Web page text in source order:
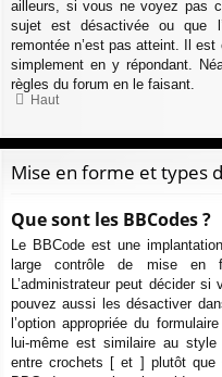
ailleurs, si vous ne voyez pas
sujet est désactivée ou que
remontée n’est pas atteint. Il
simplement en y répondant.
règles du forum en le faisant.
Haut
Mise en forme et types
Que sont les BBCodes ?
Le BBCode est une
large contrôle de mise en
L’administrateur peut décider
pouvez aussi les désactiver
l’option appropriée du
lui-même est similaire au
entre crochets [ et ] plutôt que